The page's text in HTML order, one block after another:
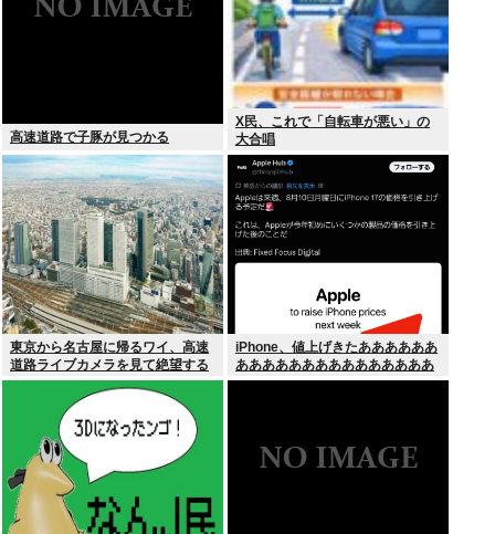
高速道路で子豚が見つかる
X民、これで「自転車が悪い」の
大合唱
東京から名古屋に帰るワイ、高速
道路ライブカメラを見て絶望する
iPhone、値上げきたああああああ
あああああああああああああああ
あああああああ！！！